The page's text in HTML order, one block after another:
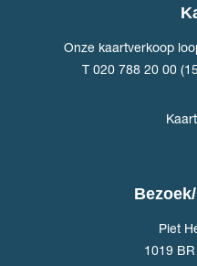
Onze kaartverkoop
T 020 788 20 00
Piet
1019